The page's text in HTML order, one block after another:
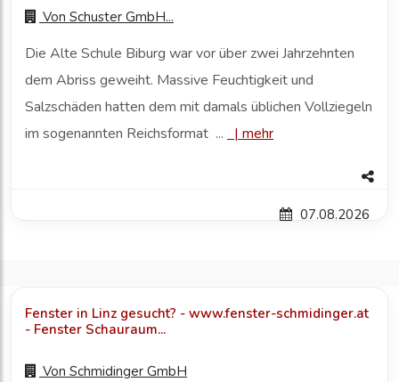
Von Schuster GmbH...
Die Alte Schule Biburg war vor über zwei Jahrzehnten
dem Abriss geweiht. Massive Feuchtigkeit und
Salzschäden hatten dem mit damals üblichen Vollziegeln
im sogenannten Reichsformat ...
| mehr
07.08.2026
Fenster in Linz gesucht? - www.fenster-schmidinger.at
- Fenster Schauraum...
Von Schmidinger GmbH